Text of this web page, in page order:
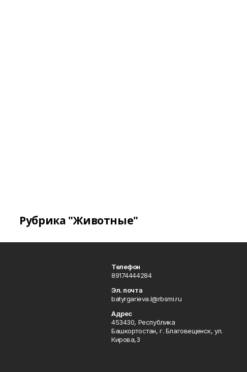
Рубрика "Животные"
Телефон
89174444284
Эл. почта
batyrgarieva.l@rbsmi.ru
Адрес
453430, Республика
Башкортостан, г. Благовещенск, ул.
Кирова,3